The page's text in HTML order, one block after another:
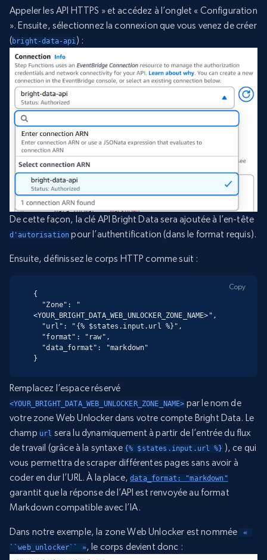
Appeler les API HTTPS » et accédez à l’onglet « Configuration
». Ensuite, sélectionnez la connexion que vous venez de créer
(bright-data-api) :
De cette façon, la clé API Bright Data sera ajoutée à l’en-tête
d'autorisation pour l’authentification (dans le format requis).
Ensuite, définissez le corps HTTP comme suit :
{
<YOUR_BRIGHT_DATA_WEB_UNLOCKER_ZONE_NAME>",
}
Copy
Remplacez l’espace réservé
<YOUR_BRIGHT_DATA_WEB_UNLOCKER_ZONE_NAME> par le nom de
votre zone Web Unlocker dans votre compte Bright Data. Le
champ url sera lu dynamiquement à partir de l’entrée du flux
de travail (grâce à la syntaxe {% $states.input.url %} ), ce qui
vous permettra de scraper différentes pages sans avoir à
coder en dur l’URL. À la place,data_format: "markdown"
garantit que la réponse de l’API est renvoyée au format
Markdown compatible avec l’IA.
Dans notre exemple, la zone Web Unlocker est nommée
«
``web_unlocker`` », le corps devient donc :